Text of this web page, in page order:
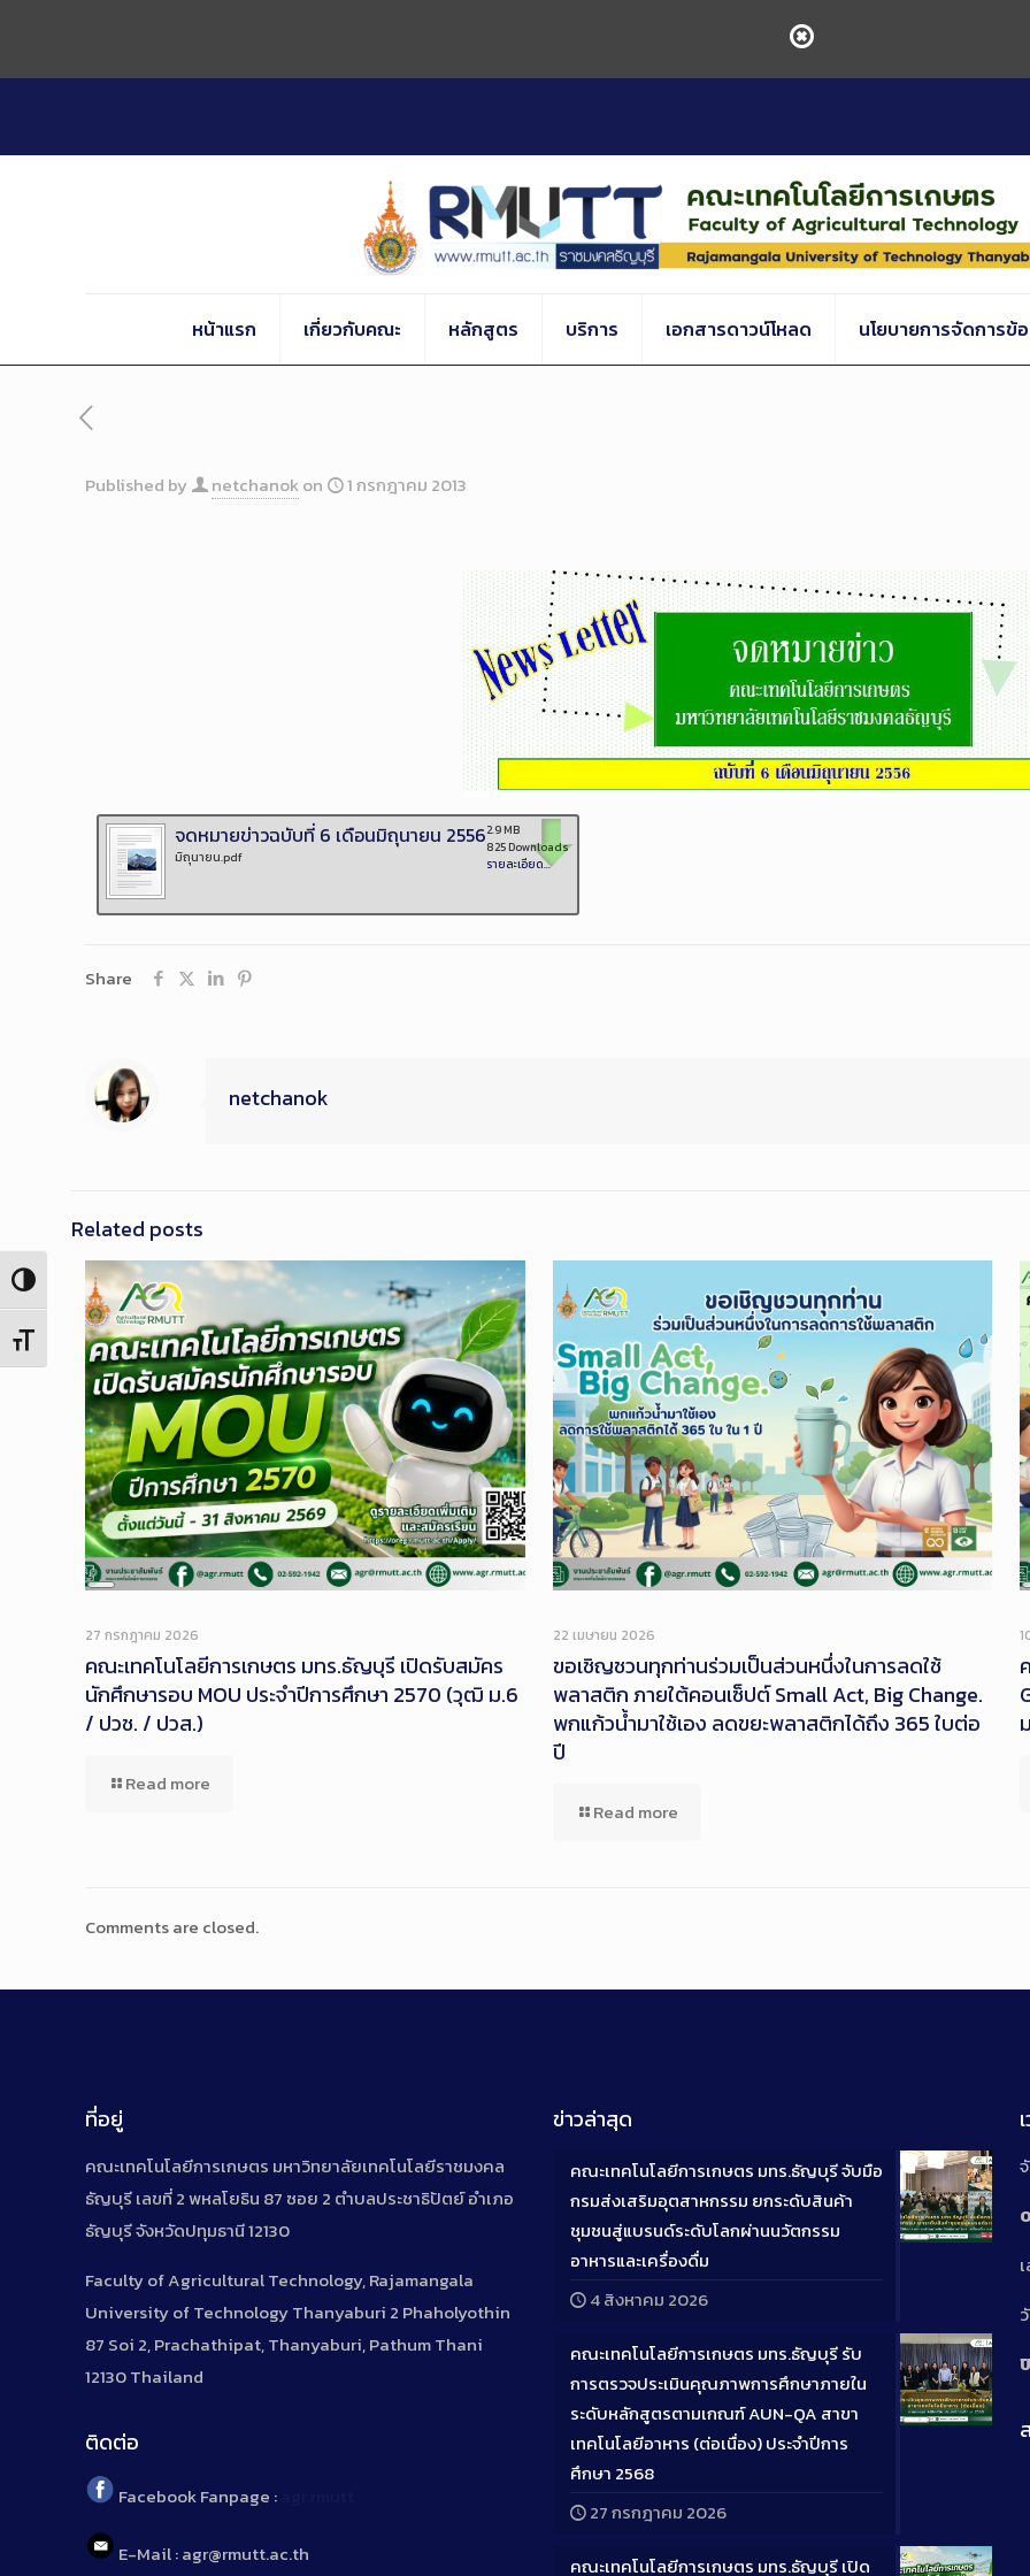
Content
Toggle High Contrast
Toggle Font size
หน้าแรก เกี่ยวกับคณะ หลักสูตร บริการ เอกสารดาวน์โหลด นโยบายการจัดการข้
Published by netchanokon 1 กรกฎาคม 2013
จดหมายข่าวฉบับที่ 6 เดือนมิถุนายน 2556
มิถุนายน.pdf
2.9 MB
825 Downloads
รายละเอียด...
Share
netchanok
Related posts
Long
27 กรกฎาคม 2026
คณะเทคโนโลยีการเกษตร มทร.ธัญบุรี เปิดรับสมัคร
นักศึกษารอบ MOU ประจำปีการศึกษา 2570 (วุฒิ ม.6
/ ปวช. / ปวส.)
Read more
22 เมษายน 2026
ขอเชิญชวนทุกท่านร่วมเป็นส่วนหนึ่งในการลดใช้
พลาสติก ภายใต้คอนเซ็ปต์ Small Act, Big Change.
พกแก้วน้ำมาใช้เอง ลดขยะพลาสติกได้ถึง 365 ใบต่อ
ปี
Read more
Comments are closed.
ที่อยู่
คณะเทคโนโลยีการเกษตร มหาวิทยาลัยเทคโนโลยีราชมงคล
ธัญบุรี เลขที่ 2 พหลโยธิน 87 ซอย 2 ตำบลประชาธิปัตย์ อำเภอ
ธัญบุรี จังหวัดปทุมธานี 12130
Faculty of Agricultural Technology, Rajamangala
University of Technology Thanyaburi 2 Phaholyothin
87 Soi 2, Prachathipat, Thanyaburi, Pathum Thani
12130 Thailand
ติดต่อ
Facebook Fanpage :
E-Mail : agr@rmutt.ac.th
ข่าวล่าสุด
Long
คณะเทคโนโลยีการเกษตร มทร.ธัญบุรี จับมือ
กรมส่งเสริมอุตสาหกรรม ยกระดับสินค้า
ชุมชนสู่แบรนด์ระดับโลกผ่านนวัตกรรม
อาหารและเครื่องดื่ม
4 สิงหาคม 2026
Long
คณะเทคโนโลยีการเกษตร มทร.ธัญบุรี รับ
การตรวจประเมินคุณภาพการศึกษาภายใน
ระดับหลักสูตรตามเกณฑ์ AUN-QA สาขา
เทคโนโลยีอาหาร (ต่อเนื่อง) ประจำปีการ
ศึกษา 2568
27 กรกฎาคม 2026
คณะเทคโนโลยีการเกษตร มทร.ธัญบุรี เปิด